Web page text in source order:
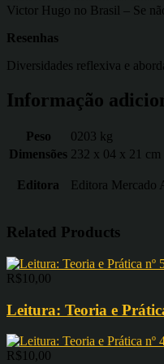
Victor Hugo no Brasil – Se
Resenhas
Diversidades reflexiva e
Informação
Peso
0203 kg
Dimensões 232 x 04 x 21 cm
Editora Editora Mercado
Related Products
R$ 10,00
Leitura: Teoria e
R$ 10,00